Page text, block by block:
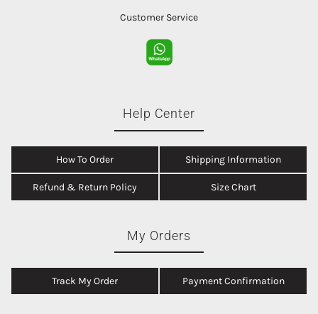
Customer Service
Help Center
How To Order Shipping Information
Refund & Return Policy Size Chart
My Orders
Track My Order Payment Confirmation